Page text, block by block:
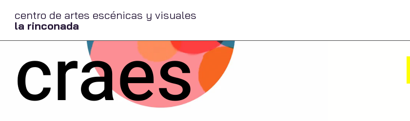
centro de artes escénicas y visuales
la rinconada
craes